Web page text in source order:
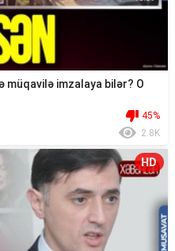
müqavilə imzalaya bilər? O
45%
2.8K
HD